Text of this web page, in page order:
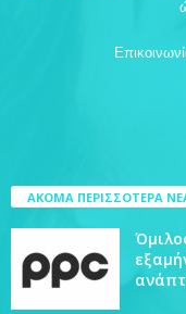
ΑΚΟΜΑ ΠΕΡΙΣΣΟΤΕΡΑ